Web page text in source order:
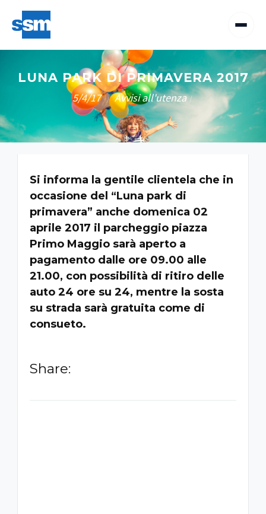
LUNA PARK DI PRIMAVERA 2017
5/4/17 / Avvisi all'utenza /
Si informa la gentile clientela che in
occasione del “Luna park di
primavera” anche domenica 02
aprile 2017 il parcheggio piazza
Primo Maggio sarà aperto a
pagamento dalle ore 09.00 alle
21.00, con possibilità di ritiro delle
auto 24 ore su 24, mentre la sosta
su strada sarà gratuita come di
consueto.
Share: